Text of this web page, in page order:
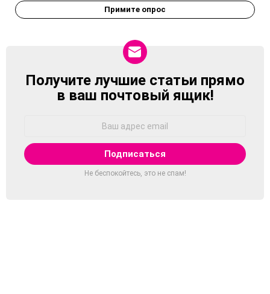
Примите опрос
NEWSLETTER
Получите лучшие статьи прямо
в ваш почтовый ящик!
Не беспокойтесь, это не спам!